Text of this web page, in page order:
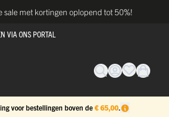
sale met kortingen oplopend tot 50%!
VIA ONS PORTAL
voor bestellingen boven de € 65,00.